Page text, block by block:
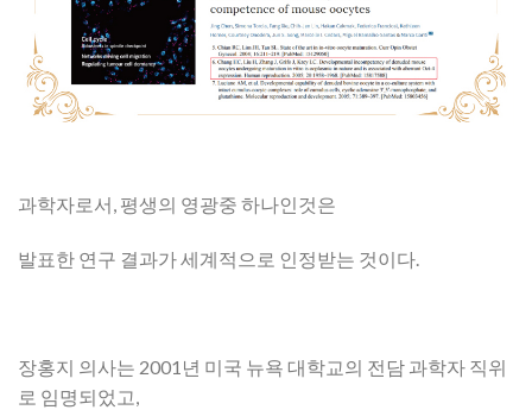
과학자로서, 평생의 영광중 하나인것은
발표한 연구 결과가 세계적으로 인정받는 것이다.
장홍지 의사는 2001년 미국 뉴욕 대학교의 전담 과학자 직위
로 임명되었고,